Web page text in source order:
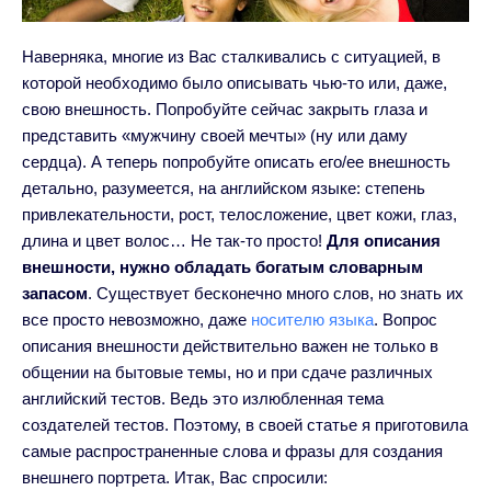
Наверняка, многие из Вас сталкивались с ситуацией, в
которой необходимо было описывать чью-то или, даже,
свою внешность. Попробуйте сейчас закрыть глаза и
представить «мужчину своей мечты» (ну или даму
сердца). А теперь попробуйте описать его/ее внешность
детально, разумеется, на английском языке: степень
привлекательности, рост, телосложение, цвет кожи, глаз,
длина и цвет волос… Не так-то просто! Для описания
внешности, нужно обладать богатым словарным
запасом. Существует бесконечно много слов, но знать их
все просто невозможно, даже носителю языка. Вопрос
описания внешности действительно важен не только в
общении на бытовые темы, но и при сдаче различных
английский тестов. Ведь это излюбленная тема
создателей тестов. Поэтому, в своей статье я приготовила
самые распространенные слова и фразы для создания
внешнего портрета. Итак, Вас спросили: